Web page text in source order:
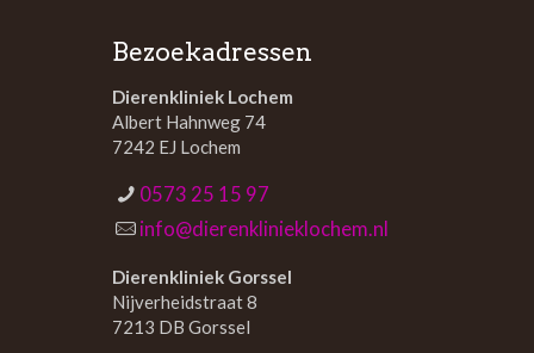
Bezoekadressen
Dierenkliniek Lochem
Albert Hahnweg 74
7242 EJ Lochem
0573 25 15 97
info@dierenklinieklochem.nl
Dierenkliniek Gorssel
Nijverheidstraat 8
7213 DB Gorssel